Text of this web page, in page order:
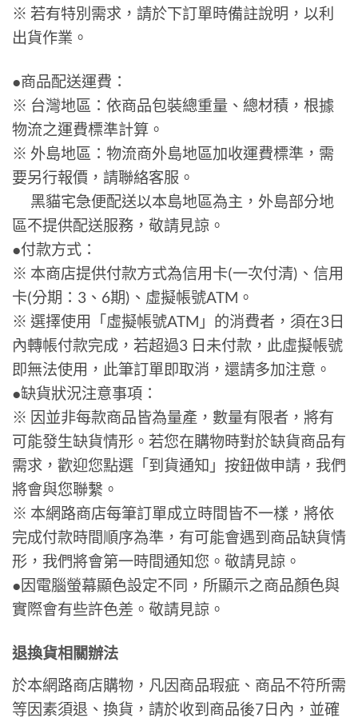
※ 若有特別需求，請於下訂單時備註說明，以利
出貨作業。
●商品配送運費：
※ 台灣地區：依商品包裝總重量、總材積，根據
物流之運費標準計算。
※ 外島地區：物流商外島地區加收運費標準，需
要另行報價，請聯絡客服。
黑貓宅急便配送以本島地區為主，外島部分地
區不提供配送服務，敬請見諒。
●付款方式：
※ 本商店提供付款方式為信用卡(一次付清)、信用
卡(分期：3、6期)、虛擬帳號ATM。
※ 選擇使用「虛擬帳號ATM」的消費者，須在3日
內轉帳付款完成，若超過3 日未付款，此虛擬帳號
即無法使用，此筆訂單即取消，還請多加注意。
●缺貨狀況注意事項：
※ 因並非每款商品皆為量產，數量有限者，將有
可能發生缺貨情形。若您在購物時對於缺貨商品有
需求，歡迎您點選「到貨通知」按鈕做申請，我們
將會與您聯繫。
※ 本網路商店每筆訂單成立時間皆不一樣，將依
完成付款時間順序為準，有可能會遇到商品缺貨情
形，我們將會第一時間通知您。敬請見諒。
●因電腦螢幕顯色設定不同，所顯示之商品顏色與
實際會有些許色差。敬請見諒。
退換貨相關辦法
於本網路商店購物，凡因商品瑕疵、商品不符所需
等因素須退、換貨，請於收到商品後7日內，並確